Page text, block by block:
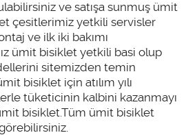
ve satışa sunmuş ümit
çesitlerimiz yetkili servisler
ve ilk iki bakımı
ümit bisiklet yetkili basi olup
sitemizden temin
bisiklet için atılım yılı
tüketicinin kalbini kazanmayı
bisiklet.Tüm ümit bisiklet